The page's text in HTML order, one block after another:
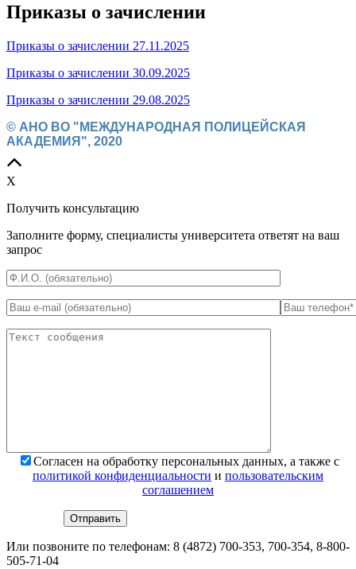
Приказы о зачислении
Приказы о зачислении 27.11.2025
Приказы о зачислении 30.09.2025
Приказы о зачислении 29.08.2025
© АНО ВО "МЕЖДУНАРОДНАЯ ПОЛИЦЕЙСКАЯ
АКАДЕМИЯ", 2020
X
Получить консультацию
Заполните форму, специалисты университета ответят на ваш
запрос
Согласен на обработку персональных данных, а также с
политикой конфиденциальности и пользовательским
соглашением
Или позвоните по телефонам: 8 (4872) 700-353, 700-354, 8-800-
505-71-04